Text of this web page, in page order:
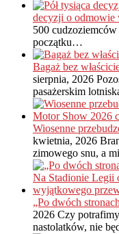
decyzji o odmowie
500
początku…
Bagaż bez
sierpnia, 2026
pasażerskim
Wiosenne
kwietnia, 2026
zimowego snu, a
„Po dwóch
2026 Czy
nastolatków, nie